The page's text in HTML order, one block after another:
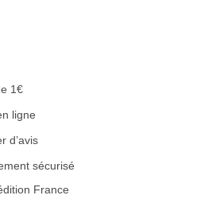
1€
ligne
d’avis
sécurisé
France